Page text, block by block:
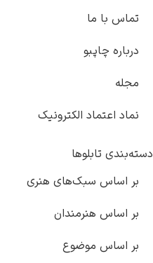
ما
الکترونیک
سبک‌های هنری
هنرمندان
موضوع